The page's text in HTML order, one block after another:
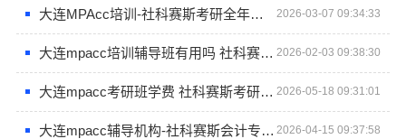
大连MPAcc培训-社科赛斯考研全年魔鬼集训营 2026-03-07 09:34:33
大连mpacc培训辅导班有用吗 社科赛斯考研专业辅导机构 2026-02-03 09:38:30
大连mpacc考研班学费 社科赛斯考研全年魔鬼集训营 2026-05-18 09:31:01
大连mpacc辅导机构-社科赛斯会计专硕考研助你冲击目标名校 2026-04-15 09:37:58